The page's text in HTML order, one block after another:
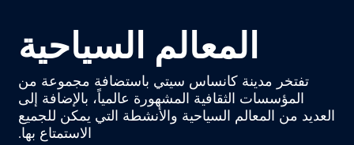
المعالم السياحية
تفتخر مدينة كانساس سيتي باستضافة مجموعة من
المؤسسات الثقافية المشهورة عالمياً، بالإضافة إلى
العديد من المعالم السياحية والأنشطة التي يمكن للجميع
الاستمتاع بها.